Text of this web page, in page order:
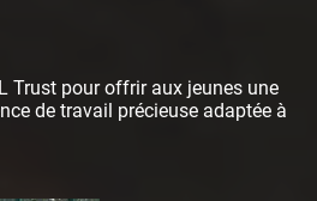
Trust pour offrir aux jeunes une
de travail précieuse adaptée à